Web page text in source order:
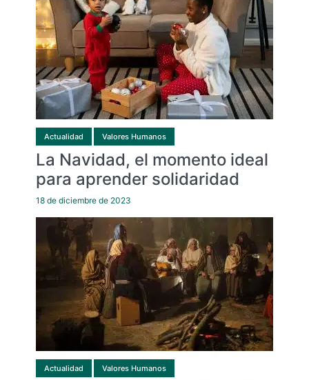
Actualidad Valores Humanos
La Navidad, el momento ideal
para aprender solidaridad
18 de diciembre de 2023
Actualidad Valores Humanos